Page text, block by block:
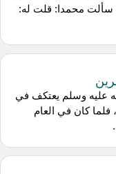
سألت محمدا: قلت له:
عليه وسلم يعتكف في
فلما كان في العام